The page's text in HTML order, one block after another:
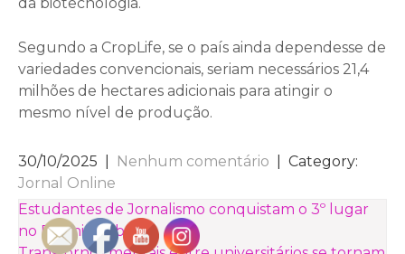
Segundo a CropLife, se o país ainda dependesse de
variedades convencionais, seriam necessários 21,4
milhões de hectares adicionais para atingir o
mesmo nível de produção.
30/10/2025 Nenhum comentário
| Category:
Jornal Online
NAVEGAÇÃO
DE
Estudantes de Jornalismo conquistam o 3º lugar
no Prêmio Sebrae